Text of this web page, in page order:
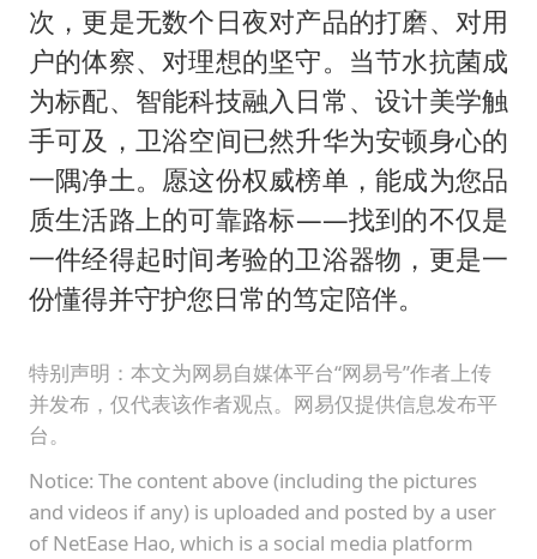
次，更是无数个日夜对产品的打磨、对用
户的体察、对理想的坚守。当节水抗菌成
为标配、智能科技融入日常、设计美学触
手可及，卫浴空间已然升华为安顿身心的
一隅净土。愿这份权威榜单，能成为您品
质生活路上的可靠路标——找到的不仅是
一件经得起时间考验的卫浴器物，更是一
份懂得并守护您日常的笃定陪伴。
特别声明：本文为网易自媒体平台“网易号”作者上传
并发布，仅代表该作者观点。网易仅提供信息发布平
台。
Notice: The content above (including the pictures
and videos if any) is uploaded and posted by a user
of NetEase Hao, which is a social media platform